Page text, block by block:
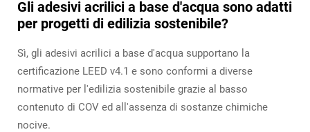
Gli adesivi acrilici a base d'acqua sono adatti
per progetti di edilizia sostenibile?
Sì, gli adesivi acrilici a base d'acqua supportano la
certificazione LEED v4.1 e sono conformi a diverse
normative per l'edilizia sostenibile grazie al basso
contenuto di COV ed all'assenza di sostanze chimiche
nocive.